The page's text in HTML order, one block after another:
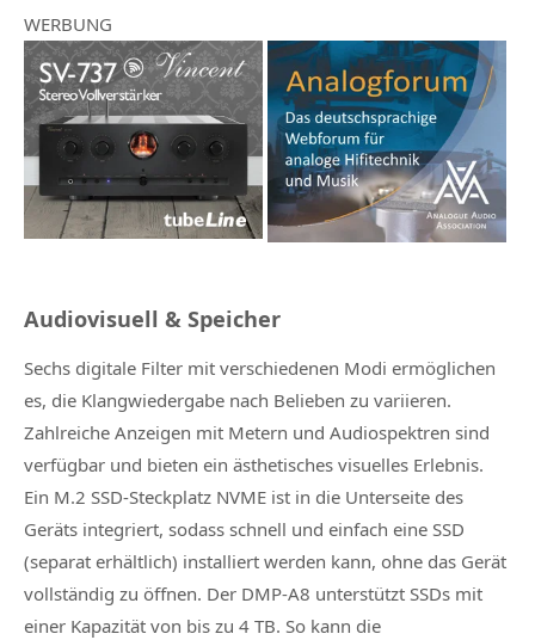
WERBUNG
Audiovisuell & Speicher
Sechs digitale Filter mit verschiedenen Modi ermöglichen
es, die Klangwiedergabe nach Belieben zu variieren.
Zahlreiche Anzeigen mit Metern und Audiospektren sind
verfügbar und bieten ein ästhetisches visuelles Erlebnis.
Ein M.2 SSD-Steckplatz NVME ist in die Unterseite des
Geräts integriert, sodass schnell und einfach eine SSD
(separat erhältlich) installiert werden kann, ohne das Gerät
vollständig zu öffnen. Der DMP-A8 unterstützt SSDs mit
einer Kapazität von bis zu 4 TB. So kann die